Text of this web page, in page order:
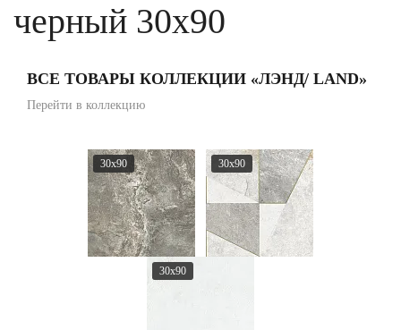
черный 30x90
ВСЕ ТОВАРЫ КОЛЛЕКЦИИ «ЛЭНД/ LAND»
Перейти в коллекцию
30x90 30x90
30x90